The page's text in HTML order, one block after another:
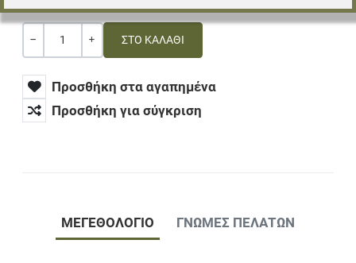
Ποσότητα
Προσθήκη στα αγαπημένα
Προσθήκη για σύγκριση
ΜΕΓΕΘΟΛΟΓΙΟ ΓΝΏΜΕΣ ΠΕΛΑΤΏΝ